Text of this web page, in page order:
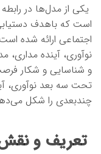
یکی از مدل‌ها در رابطه
است که باهدف
اجتماعی ارائه شده
نوآوری، آینده
و شناسایی و شکار
تحت سه بعد نوآوری،
چندبعدی را شکل
تعریف و نقش